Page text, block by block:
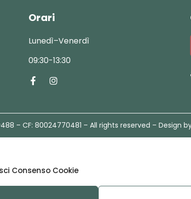
Consenso Cookie
Orari
Lunedì–Venerdì
09:30-13:30
– CF: 80024770481 – All rights reserved – Design